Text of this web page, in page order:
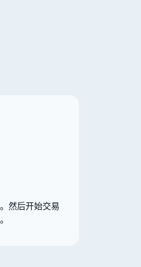
然后开始交易